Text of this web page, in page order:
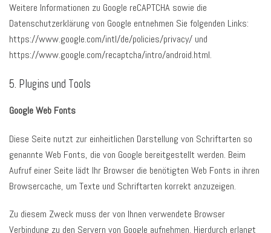
Weitere Informationen zu Google reCAPTCHA sowie die
Datenschutzerklärung von Google entnehmen Sie folgenden Links:
https://www.google.com/intl/de/policies/privacy/ und
https://www.google.com/recaptcha/intro/android.html.
5. Plugins und Tools
Google Web Fonts
Diese Seite nutzt zur einheitlichen Darstellung von Schriftarten so
genannte Web Fonts, die von Google bereitgestellt werden. Beim
Aufruf einer Seite lädt Ihr Browser die benötigten Web Fonts in ihren
Browsercache, um Texte und Schriftarten korrekt anzuzeigen.
Zu diesem Zweck muss der von Ihnen verwendete Browser
Verbindung zu den Servern von Google aufnehmen. Hierdurch erlangt